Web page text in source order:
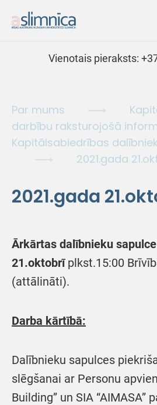
Vienotais pieraksts:
Par mums
darbību raksturojošā
Kapitālsabiedrības
2021.gada
2021.gada
Ārkārtas dalībnieku
21.oktobrīplkst.15:00
(attālināti).
Darba kārtībā:
Dalībnieku sapulces
slēgšanai ar Personu
Building” un SIA “AIMASA”